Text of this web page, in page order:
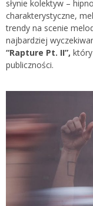
słynie kolektyw –
charakterystyczne,
trendy na scenie
najbardziej
“Rapture Pt. II”,
publiczności.